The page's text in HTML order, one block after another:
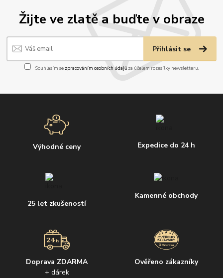
Žijte ve zlatě a buďte v obraze
Přihlásit se
Souhlasím se zpracováním osobních údajůza účelem rozesílky newsletteru.
Výhodné ceny Expedice do 24 h
25 let zkušeností
Kamenné obchody
Doprava ZDARMA
+ dárek
Ověřeno zákazníky